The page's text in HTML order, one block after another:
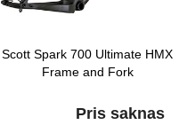
Scott Spark 700 Ultimate HMX
Frame and Fork
Pris saknas